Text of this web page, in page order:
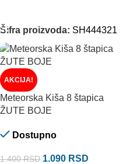
Šifra proizvoda: SH444321
AKCIJA!
Meteorska Kiša 8 štapica
ŽUTE BOJE
Dostupno
1.400RSD 1.090 RSD